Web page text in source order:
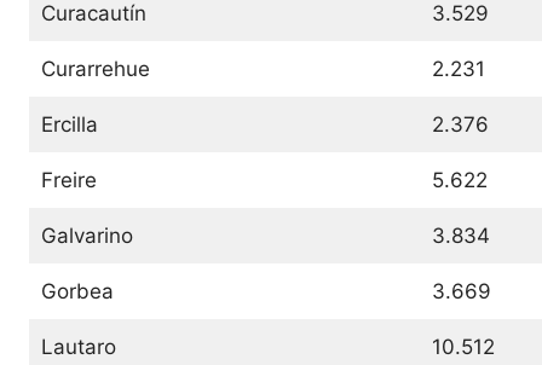
Curacautín 3.529
Curarrehue 2.231
Ercilla 2.376
Freire 5.622
Galvarino 3.834
Gorbea 3.669
Lautaro 10.512